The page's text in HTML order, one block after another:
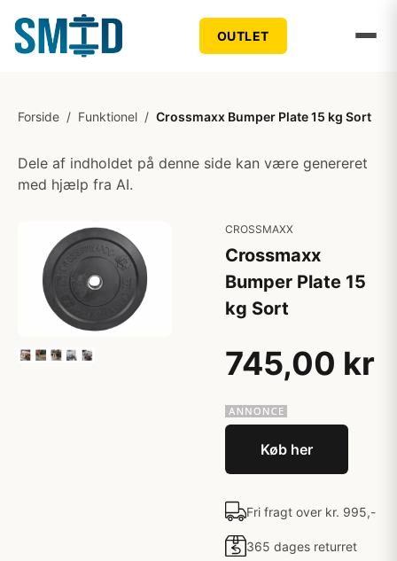
OUTLET
Forside / Funktionel / Crossmaxx Bumper Plate 15 kg Sort
Dele af indholdet på denne side kan være genereret
med hjælp fra AI.
CROSSMAXX
Crossmaxx
Bumper Plate 15
kg Sort
745,00 kr
Køb her
Fri fragt over kr. 995,-
365 dages returret